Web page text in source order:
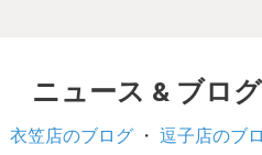
ニュース & ブログ
衣笠店のブログ・ 逗子店のブ